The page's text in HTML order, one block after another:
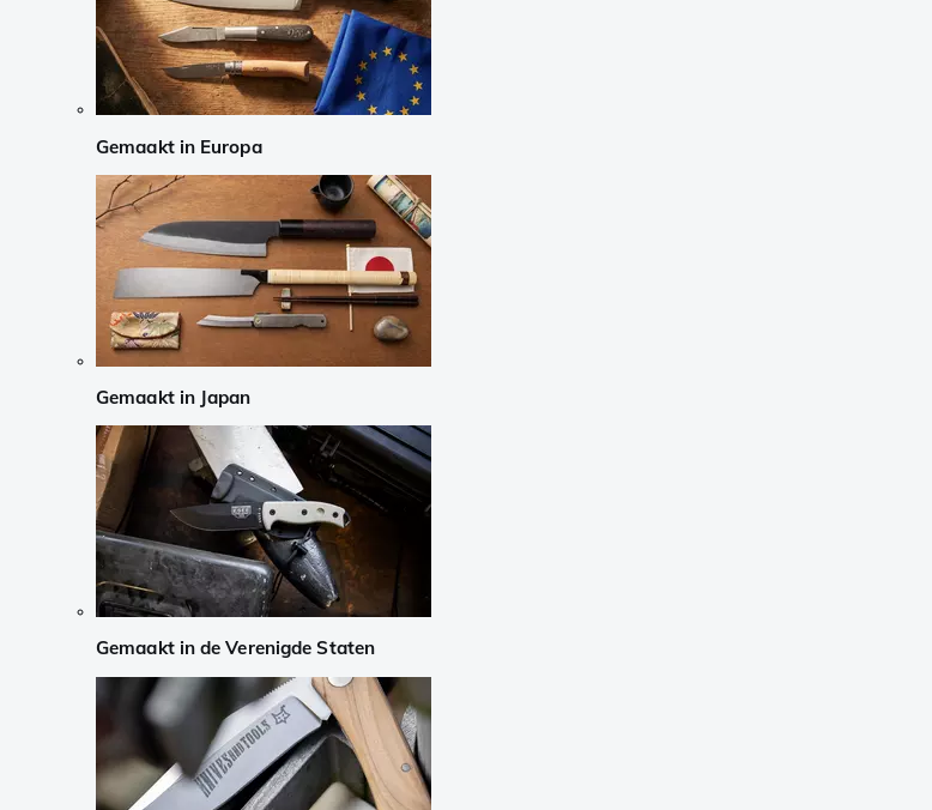
Gemaakt in Europa
Gemaakt in Japan
Gemaakt in de Verenigde Staten